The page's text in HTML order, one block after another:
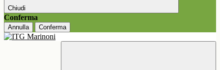
Chiudi
Conferma
Annulla Conferma